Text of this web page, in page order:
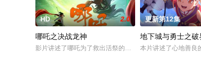
HD 2.0
哪吒之决战龙神
影片讲述了哪吒为了救出活祭的小孩，杀死龙三太子。因
更新第12集
地下城与勇士之破
本片讲述了心地善良